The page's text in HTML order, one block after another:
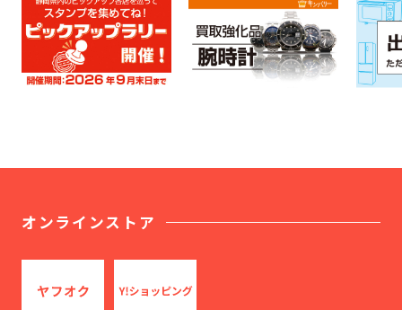
オンラインストア